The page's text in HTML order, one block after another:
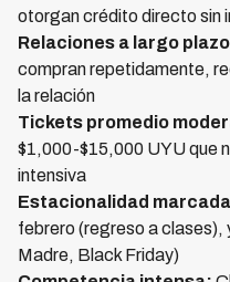
otorgan crédito directo sin
Relaciones a largo
compran repetidamente,
la relación
Tickets promedio
$1,000-$15,000 UYU que
intensiva
Estacionalidad
febrero (regreso a clases),
Madre, Black Friday)